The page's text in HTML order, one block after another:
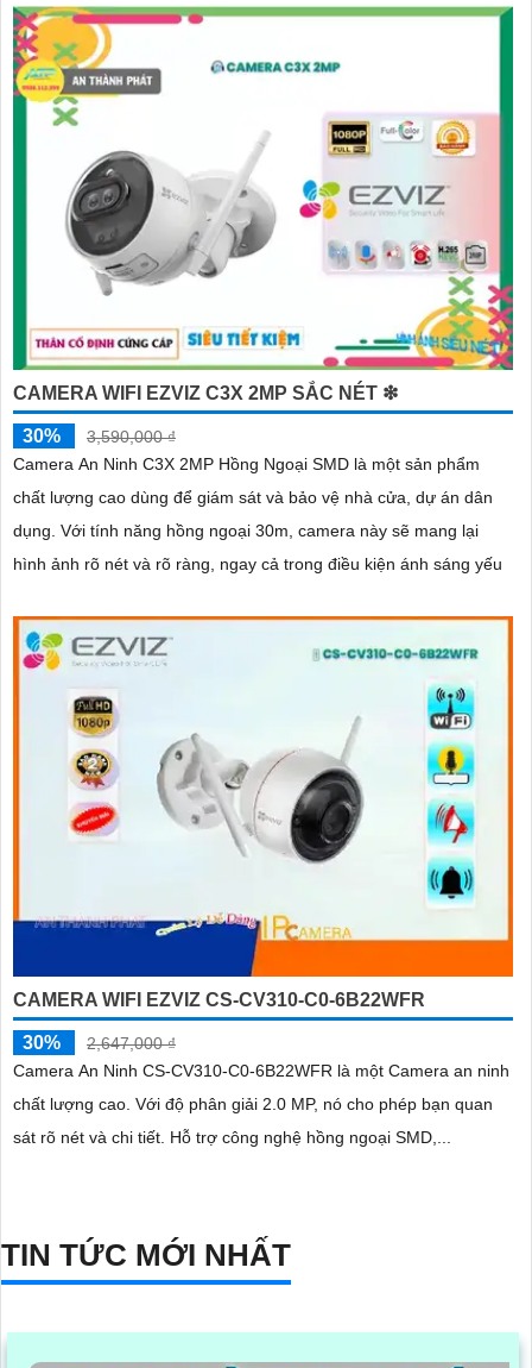
CAMERA WIFI EZVIZ C3X 2MP SẮC NÉT ❇
30%
3,590,000 ₫
Camera An Ninh C3X 2MP Hồng Ngoại SMD là một sản phẩm
chất lượng cao dùng để giám sát và bảo vệ nhà cửa, dự án dân
dụng. Với tính năng hồng ngoại 30m, camera này sẽ mang lại
hình ảnh rõ nét và rõ ràng, ngay cả trong điều kiện ánh sáng yếu
CAMERA WIFI EZVIZ CS-CV310-C0-6B22WFR
30%
2,647,000 ₫
Camera An Ninh CS-CV310-C0-6B22WFR là một Camera an ninh
chất lượng cao. Với độ phân giải 2.0 MP, nó cho phép bạn quan
sát rõ nét và chi tiết. Hỗ trợ công nghệ hồng ngoại SMD,...
TIN TỨC MỚI NHẤT